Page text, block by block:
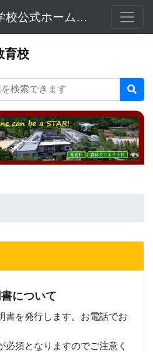
徳島県立那賀高等学校公式ホームページ
育校
について
書を発行します。お電話でお
必須となりますのでご注意く